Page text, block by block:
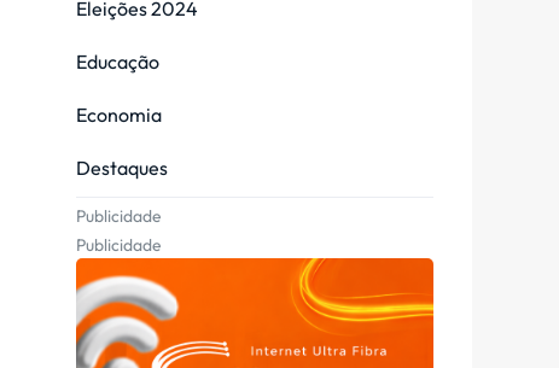
Eleições 2024
Educação
Economia
Destaques
Publicidade
Publicidade